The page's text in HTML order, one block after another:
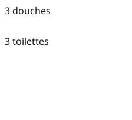
3 douches
3 toilettes